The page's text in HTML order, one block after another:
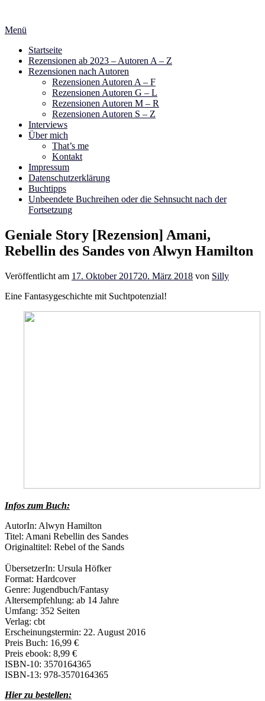
springen
Menü
Startseite
Rezensionen ab 2023 – Autoren A – Z
Rezensionen nach Autoren
Rezensionen Autoren A – F
Rezensionen Autoren G – L
Rezensionen Autoren M – R
Rezensionen Autoren S – Z
Interviews
Über mich
That’s me
Kontakt
Impressum
Datenschutzerklärung
Buchtipps
Unbeendete Buchreihen oder die Sehnsucht nach der
Fortsetzung
Geniale Story [Rezension] Amani,
Rebellin des Sandes von Alwyn Hamilton
Veröffentlicht am 17. Oktober 201720. März 2018 von Silly
Eine Fantasygeschichte mit Suchtpotenzial!
Infos zum Buch:
AutorIn: Alwyn Hamilton
Titel: Amani Rebellin des Sandes
Originaltitel: Rebel of the Sands
ÜbersetzerIn: Ursula Höfker
Format: Hardcover
Genre: Jugendbuch/Fantasy
Altersempfehlung: ab 14 Jahre
Umfang: 352 Seiten
Verlag: cbt
Erscheinungstermin: 22. August 2016
Preis Buch: 16,99 €
Preis ebook: 8,99 €
ISBN-10: 3570164365
ISBN-13: 978-3570164365
Hier zu bestellen: